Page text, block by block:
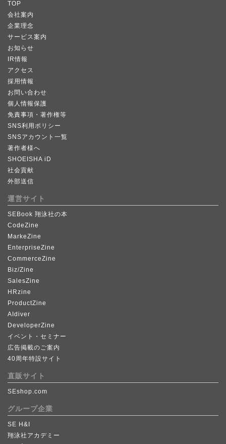
TOP
会社案内
企業理念
サービス案内
お知らせ
IR情報
アクセス
採用情報
お問い合わせ
個人情報保護
免責事項・著作権等
SNS利用ポリシー
SNSアカウント一覧
著作者様へ
SHOEISHA iD
社会貢献
外部送信
運営サイト
SEBook 翔泳社の本
CodeZine
MarkeZine
EnterpriseZine
CommerceZine
Biz/Zine
SalesZine
HRzine
ProductZine
AIdiver
DeveloperZine
イベント・セミナー
広告掲載のご案内
40周年特設サイト
直販サイト
SEshop.com
グループ企業
SE H&I
翔泳社アカデミー